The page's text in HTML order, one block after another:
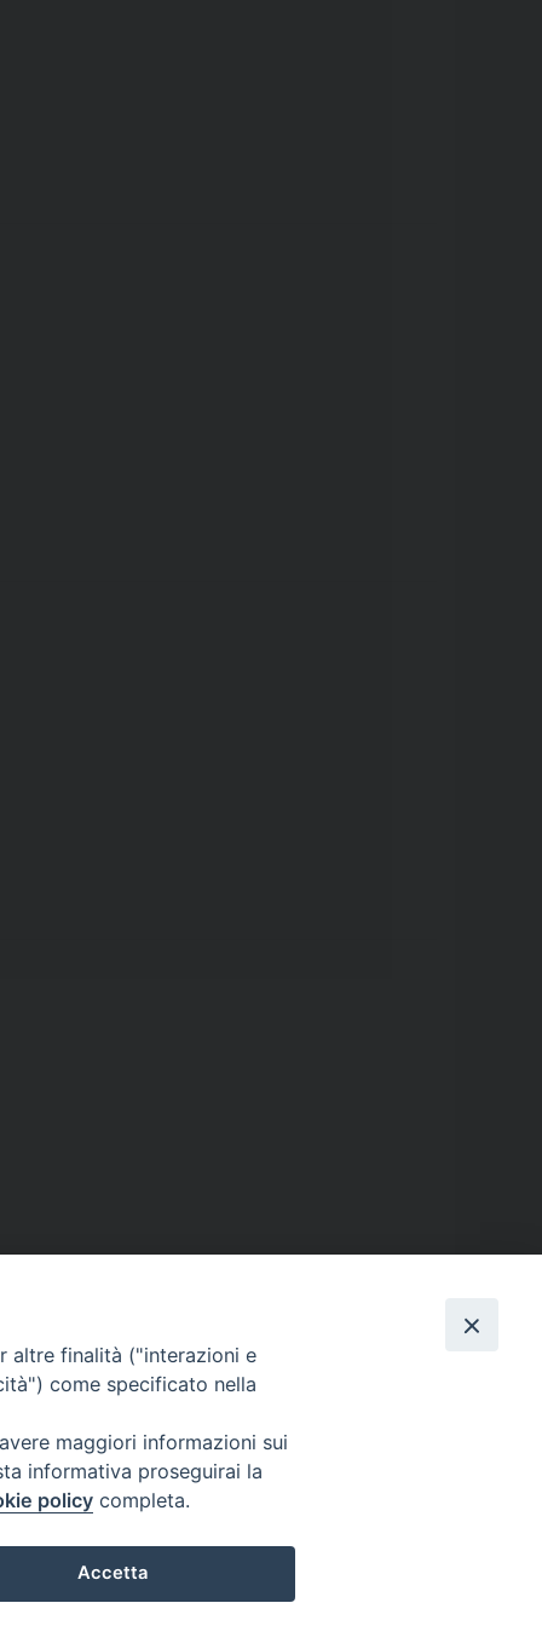
altre finalità ("interazioni e
come specificato nella
maggiori informazioni sui
informativa proseguirai la
policy completa.
Accetta